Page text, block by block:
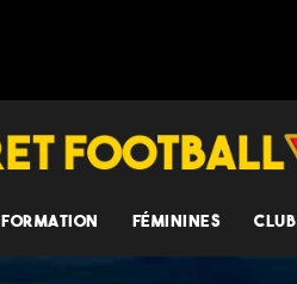
FORMATION FÉMININES CLUB